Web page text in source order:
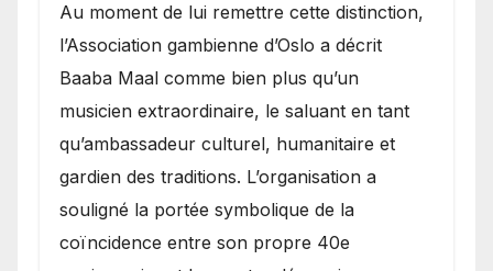
​Au moment de lui remettre cette distinction,
l’Association gambienne d’Oslo a décrit
Baaba Maal comme bien plus qu’un
musicien extraordinaire, le saluant en tant
qu’ambassadeur culturel, humanitaire et
gardien des traditions. L’organisation a
souligné la portée symbolique de la
coïncidence entre son propre 40e